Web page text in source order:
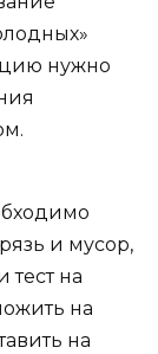
нужно
и мусор,
тест на
на
на